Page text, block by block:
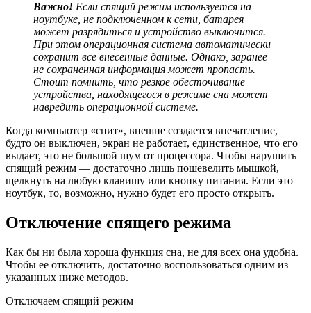
Важно! Если спящий режим используется на
ноутбуке, не подключенном к сети, батарея
может разрядиться и устройство выключится.
При этом операционная система автоматически
сохранит все внесенные данные. Однако, заранее
не сохраненная информация может пропасть.
Стоит помнить, что резкое обесточивание
устройства, находящегося в режиме сна может
навредить операционной системе.
Когда компьютер «спит», внешне создается впечатление,
будто он выключен, экран не работает, единственное, что его
выдает, это не большой шум от процессора. Чтобы нарушить
спящий режим — достаточно лишь пошевелить мышкой,
щелкнуть на любую клавишу или кнопку питания. Если это
ноутбук, то, возможно, нужно будет его просто открыть.
Отключение спящего режима
Как бы ни была хороша функция сна, не для всех она удобна.
Чтобы ее отключить, достаточно воспользоваться одним из
указанных ниже методов.
Отключаем спящий режим